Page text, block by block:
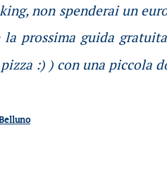
non spenderai un
prossima guida
:) ) con una piccola